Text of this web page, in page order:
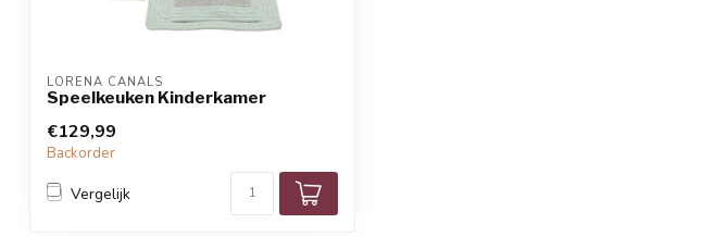
LORENA CANALS
Speelkeuken Kinderkamer
€129,99
Backorder
Vergelijk